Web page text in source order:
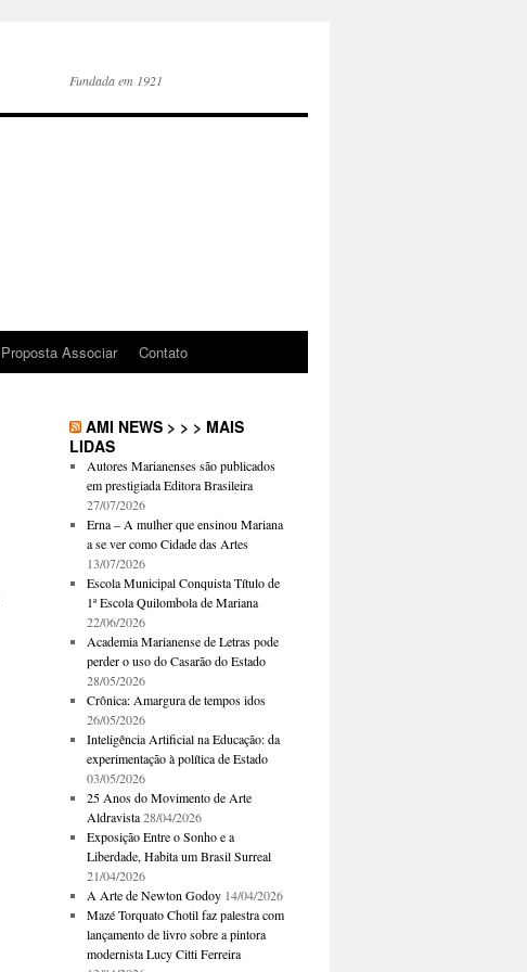
Fundada em 1921
Proposta Associar Contato
AMI NEWS > > > MAIS
LIDAS
Autores Marianenses são publicados
em prestigiada Editora Brasileira
27/07/2026
Erna – A mulher que ensinou Mariana
a se ver como Cidade das Artes
13/07/2026
Escola Municipal Conquista Título de
1ª Escola Quilombola de Mariana
22/06/2026
Academia Marianense de Letras pode
perder o uso do Casarão do Estado
28/05/2026
Crônica: Amargura de tempos idos
26/05/2026
Inteligência Artificial na Educação: da
experimentação à política de Estado
03/05/2026
25 Anos do Movimento de Arte
Aldravista 28/04/2026
Exposição Entre o Sonho e a
Liberdade, Habita um Brasil Surreal
21/04/2026
A Arte de Newton Godoy 14/04/2026
Mazé Torquato Chotil faz palestra com
lançamento de livro sobre a pintora
modernista Lucy Citti Ferreira